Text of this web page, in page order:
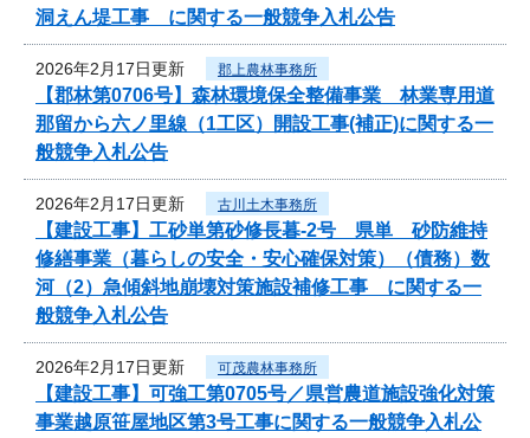
洞えん堤工事 に関する一般競争入札公告
2026年2月17日更新 郡上農林事務所
【郡林第0706号】森林環境保全整備事業 林業専用道
那留から六ノ里線（1工区）開設工事(補正)に関する一
般競争入札公告
2026年2月17日更新 古川土木事務所
【建設工事】工砂単第砂修長暮-2号 県単 砂防維持
修繕事業（暮らしの安全・安心確保対策）（債務）数
河（2）急傾斜地崩壊対策施設補修工事 に関する一
般競争入札公告
2026年2月17日更新 可茂農林事務所
【建設工事】可強工第0705号／県営農道施設強化対策
事業越原笹屋地区第3号工事に関する一般競争入札公